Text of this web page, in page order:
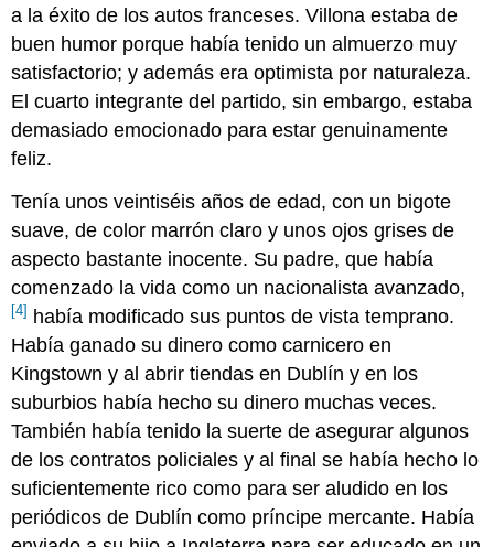
a la éxito de los autos franceses. Villona estaba de
buen humor porque había tenido un almuerzo muy
satisfactorio; y además era optimista por naturaleza.
El cuarto integrante del partido, sin embargo, estaba
demasiado emocionado para estar genuinamente
feliz.
Tenía unos veintiséis años de edad, con un bigote
suave, de color marrón claro y unos ojos grises de
aspecto bastante inocente. Su padre, que había
comenzado la vida como un nacionalista avanzado,
[4] había modificado sus puntos de vista temprano.
Había ganado su dinero como carnicero en
Kingstown y al abrir tiendas en Dublín y en los
suburbios había hecho su dinero muchas veces.
También había tenido la suerte de asegurar algunos
de los contratos policiales y al final se había hecho lo
suficientemente rico como para ser aludido en los
periódicos de Dublín como príncipe mercante. Había